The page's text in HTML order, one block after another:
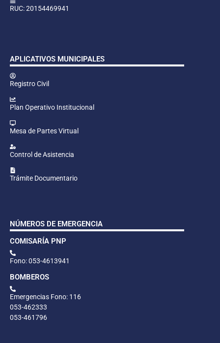
RUC: 20154469941
APLICATIVOS MUNICIPALES
Registro Civil
Plan Operativo Institucional
Mesa de Partes Virtual
Control de Asistencia
Trámite Documentario
NÚMEROS DE EMERGENCIA
COMISARÍA PNP
Fono: 053-4613941
BOMBEROS
Emergencias Fono: 116
053-462333
053-461796